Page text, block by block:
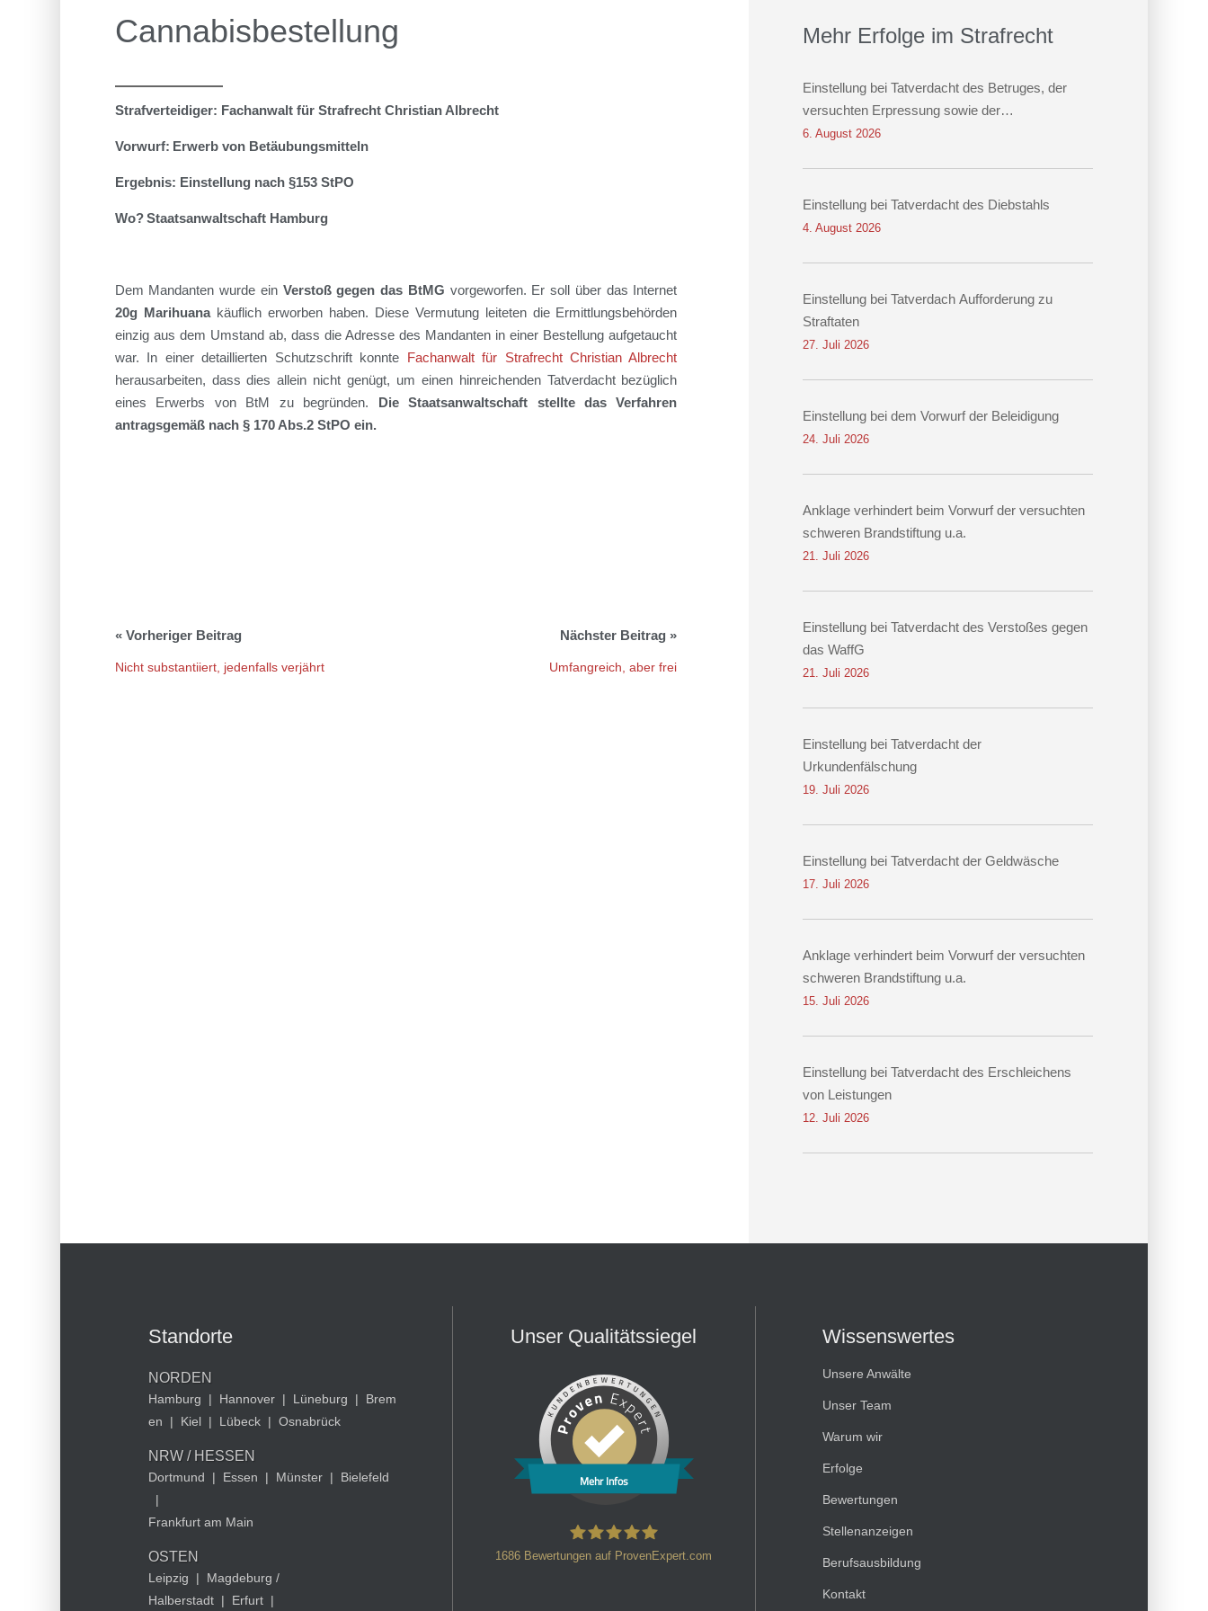
Cannabisbestellung
Strafverteidiger: Fachanwalt für Strafrecht Christian Albrecht
Vorwurf: Erwerb von Betäubungsmitteln
Ergebnis: Einstellung nach §153 StPO
Wo? Staatsanwaltschaft Hamburg
Dem Mandanten wurde ein Verstoß gegen das BtMG vorgeworfen. Er soll über das Internet
20g Marihuanakäuflich erworben haben. Diese Vermutung leiteten die Ermittlungsbehörden
einzig aus dem Umstand ab, dass die Adresse des Mandanten in einer Bestellung aufgetaucht
war. In einer detaillierten Schutzschrift konnte Fachanwalt für Strafrecht Christian Albrecht
herausarbeiten, dassdies allein nicht genügt, um einen hinreichenden Tatverdacht bezüglich
eines Erwerbs von BtM zu begründen. Die Staatsanwaltschaft stellte das Verfahren
antragsgemäß nach § 170Abs.2StPO ein.
Nicht substantiiert, jedenfalls verjährt Umfangreich, aber frei
Mehr Erfolge im Strafrecht
Einstellung bei Tatverdacht des Betruges, der
versuchten Erpressung sowie der
Datenveränderung
6. August 2026
Einstellung bei Tatverdacht des Diebstahls
4. August 2026
Einstellung bei Tatverdach Aufforderung zu
Straftaten
27. Juli 2026
Einstellung bei dem Vorwurf der Beleidigung
24. Juli 2026
Anklage verhindert beim Vorwurf der versuchten
schweren Brandstiftung u.a.
21. Juli 2026
Einstellung bei Tatverdacht des Verstoßes gegen
das WaffG
21. Juli 2026
Einstellung bei Tatverdacht der
Urkundenfälschung
19. Juli 2026
Einstellung bei Tatverdacht der Geldwäsche
17. Juli 2026
Anklage verhindert beim Vorwurf der versuchten
schweren Brandstiftung u.a.
15. Juli 2026
Einstellung bei Tatverdacht des Erschleichens
von Leistungen
12. Juli 2026
Standorte
NORDEN
Hamburg | Hannover | Lüneburg |
Brem
en
| Kiel | Lübeck | Osnabrück
NRW / HESSEN
Dortmund | Essen | Münster |
Bielefeld
|
Frankfurt am Main
OSTEN
Leipzig |
Magdeburg /
Halberstadt | Erfurt |
Unser Qualitätssiegel
Mehr Infos
1686 Bewertungen auf ProvenExpert.com
Wissenswertes
Unsere Anwälte
Unser Team
Warum wir
Erfolge
Bewertungen
Stellenanzeigen
Berufsausbildung
Kontakt